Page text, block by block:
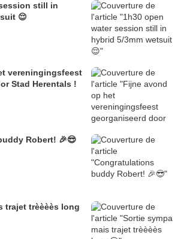
still in
😌
vereningingsfeest
georganiseerd door Stad Herentals !
Robert! 🎉😎
trajet trèèèès long